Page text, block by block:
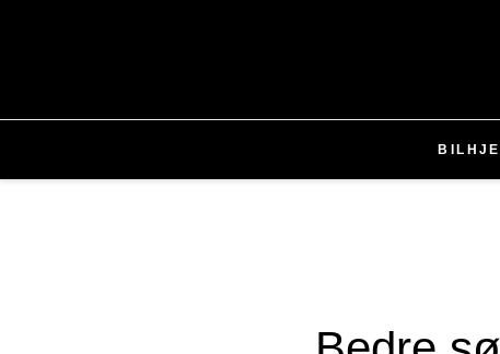
BIL